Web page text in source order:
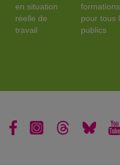
en situation
réelle de
travail
formations
pour tous
publics